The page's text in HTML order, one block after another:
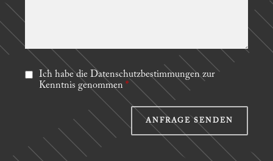
Ich habe die Datenschutzbestimmungen zur
Kenntnis genommen *